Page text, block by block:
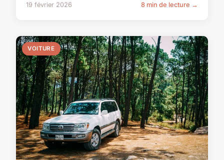
19 février 2026 8 min de lecture →
VOITURE